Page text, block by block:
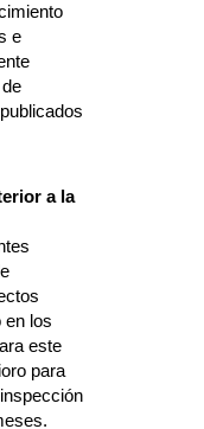
e
a la
en los
este
para